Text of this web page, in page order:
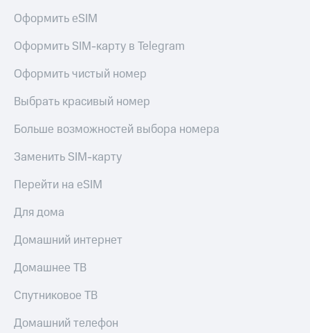
С картой
Деньги
Накопления
Откладывайте
деньги
и получайте
Платежи
и
переводы
номер
автоплатежа
Пополнить
другого
Обзоры
до 40%
покупке
МТС
Оформить eSIM
Оформить SIM-карту в Telegram
Оформить чистый номер
Выбрать красивый номер
Больше возможностей выбора номера
Заменить SIM-карту
Перейти на eSIM
Для дома
Домашний интернет
Домашнее ТВ
Спутниковое ТВ
Домашний телефон